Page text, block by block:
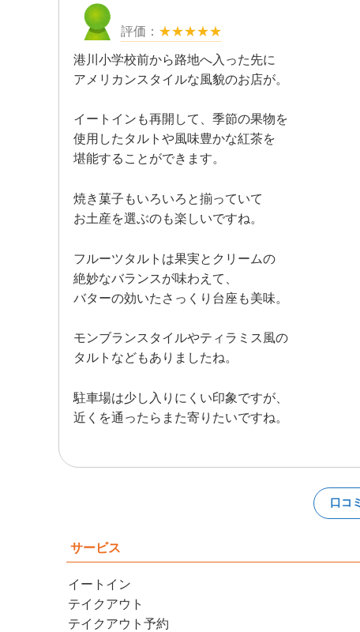
★★★★★
港川小学校前から路地へ入った先に
アメリカンスタイルな風貌のお店が。
イートインも再開して、季節の果物を
使用したタルトや風味豊かな紅茶を
堪能することができます。
焼き菓子もいろいろと揃っていて
お土産を選ぶのも楽しいですね。
フルーツタルトは果実とクリームの
絶妙なバランスが味わえて、
バターの効いたさっくり台座も美味。
モンブランスタイルやティラミス風の
タルトなどもありましたね。
駐車場は少し入りにくい印象ですが、
近くを通ったらまた寄りたいですね。
口コ
サービス
イートイン
テイクアウト
テイクアウト予約